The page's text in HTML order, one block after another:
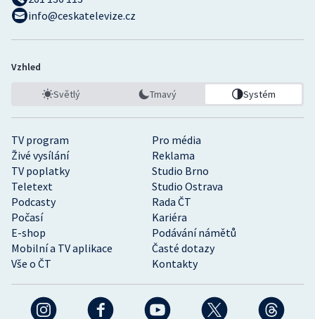
TV program
Pro média
Živé vysílání
Reklama
TV poplatky
Studio Brno
Teletext
Studio Ostrava
Podcasty
Rada ČT
Počasí
Kariéra
E-shop
Podávání námětů
Mobilní a TV aplikace
Časté dotazy
Vše o ČT
Kontakty
info@ceskatelevize.cz
Vzhled
Světlý Tmavý Systém